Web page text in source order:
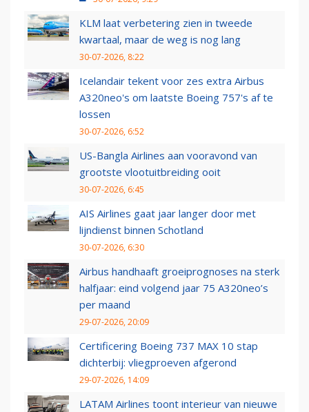
KLM laat verbetering zien in tweede
kwartaal, maar de weg is nog lang
30-07-2026, 8:22
Icelandair tekent voor zes extra Airbus
A320neo's om laatste Boeing 757's af te
lossen
30-07-2026, 6:52
US-Bangla Airlines aan vooravond van
grootste vlootuitbreiding ooit
30-07-2026, 6:45
AIS Airlines gaat jaar langer door met
lijndienst binnen Schotland
30-07-2026, 6:30
Airbus handhaaft groeiprognoses na sterk
halfjaar: eind volgend jaar 75 A320neo’s
per maand
29-07-2026, 20:09
Certificering Boeing 737 MAX 10 stap
dichterbij: vliegproeven afgerond
29-07-2026, 14:09
LATAM Airlines toont interieur van nieuwe